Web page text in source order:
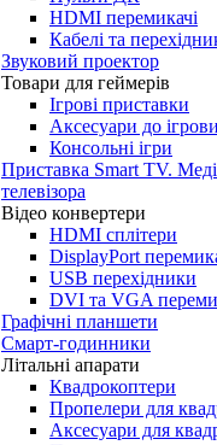
HDMI перемикачі
Кабелі та
Звуковий проектор
Товари для геймерів
Ігрові приставки
Аксесуари до
Консольні ігри
Приставка Smart TV.
телевізора
Відео конвертери
HDMI сплітери
DisplayPort
USB перехідники
DVI та VGA
Графічні планшети
Смарт-годинники
Літальні апарати
Квадрокоптери
Пропелери для
Аксесуари для